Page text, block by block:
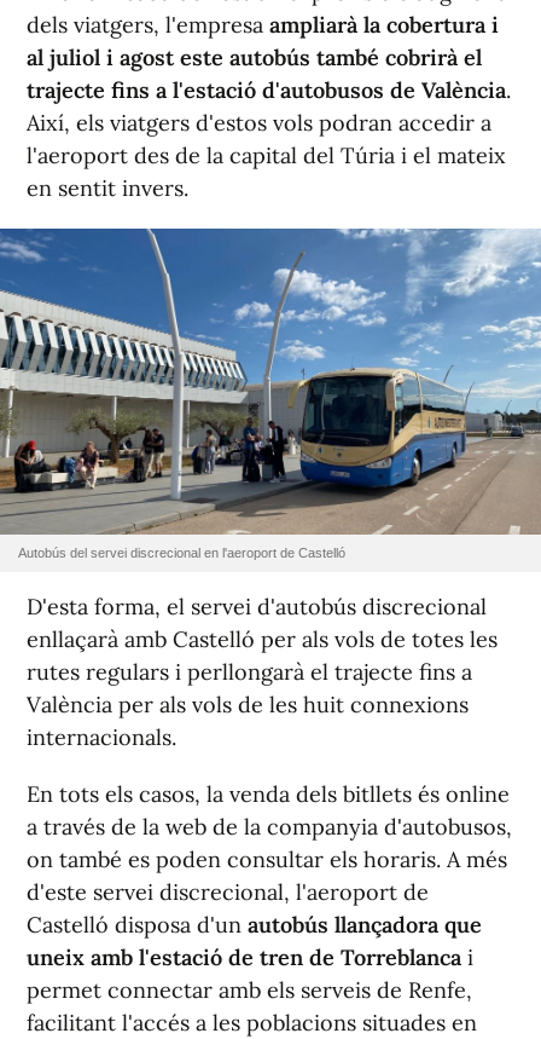
dels viatgers, l'empresa ampliarà la cobertura i
al juliol i agost este autobús també cobrirà el
trajecte fins a l'estació d'autobusos de València.
Així, els viatgers d'estos vols podran accedir a
l'aeroport des de la capital del Túria i el mateix
en sentit invers.
Autobús del servei discrecional en l'aeroport de Castelló
D'esta forma, el servei d'autobús discrecional
enllaçarà amb Castelló per als vols de totes les
rutes regulars i perllongarà el trajecte fins a
València per als vols de les huit connexions
internacionals.
En tots els casos, la venda dels bitllets és online
a través de la web de la companyia d'autobusos,
on també es poden consultar els horaris. A més
d'este servei discrecional, l'aeroport de
Castelló disposa d'un autobús llançadora que
uneix amb l'estació de tren de Torreblanca i
permet connectar amb els serveis de Renfe,
facilitant l'accés a les poblacions situades en